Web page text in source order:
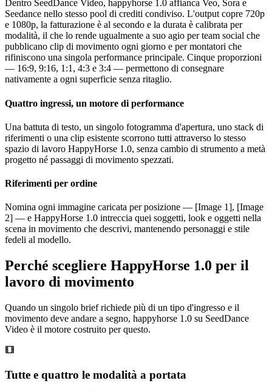
Dentro SeedDance Video, happyhorse 1.0 affianca Veo, Sora e
Seedance nello stesso pool di crediti condiviso. L'output copre 720p
e 1080p, la fatturazione è al secondo e la durata è calibrata per
modalità, il che lo rende ugualmente a suo agio per team social che
pubblicano clip di movimento ogni giorno e per montatori che
rifiniscono una singola performance principale. Cinque proporzioni
— 16:9, 9:16, 1:1, 4:3 e 3:4 — permettono di consegnare
nativamente a ogni superficie senza ritaglio.
Quattro ingressi, un motore di performance
Una battuta di testo, un singolo fotogramma d'apertura, uno stack di
riferimenti o una clip esistente scorrono tutti attraverso lo stesso
spazio di lavoro HappyHorse 1.0, senza cambio di strumento a metà
progetto né passaggi di movimento spezzati.
Riferimenti per ordine
Nomina ogni immagine caricata per posizione — [Image 1], [Image
2] — e HappyHorse 1.0 intreccia quei soggetti, look e oggetti nella
scena in movimento che descrivi, mantenendo personaggi e stile
fedeli al modello.
Perché scegliere HappyHorse 1.0 per il
lavoro di movimento
Quando un singolo brief richiede più di un tipo d'ingresso e il
movimento deve andare a segno, happyhorse 1.0 su SeedDance
Video è il motore costruito per questo.
Tutte e quattro le modalità a portata